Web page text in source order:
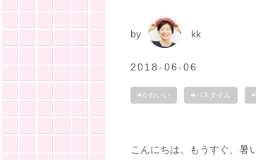
by kk
2018-06-06
#かわいい #バスタイム
こんにちは。もうすぐ、暑